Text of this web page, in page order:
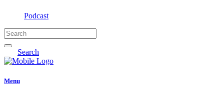
Podcast
Search
Menu